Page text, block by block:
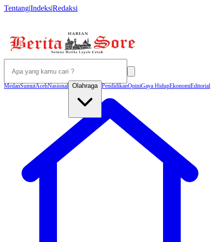
Tentang|Indeks|Redaksi
MedanSumutAcehNasional Olahraga PendidikanOpiniGaya HidupEkonomiEditorial